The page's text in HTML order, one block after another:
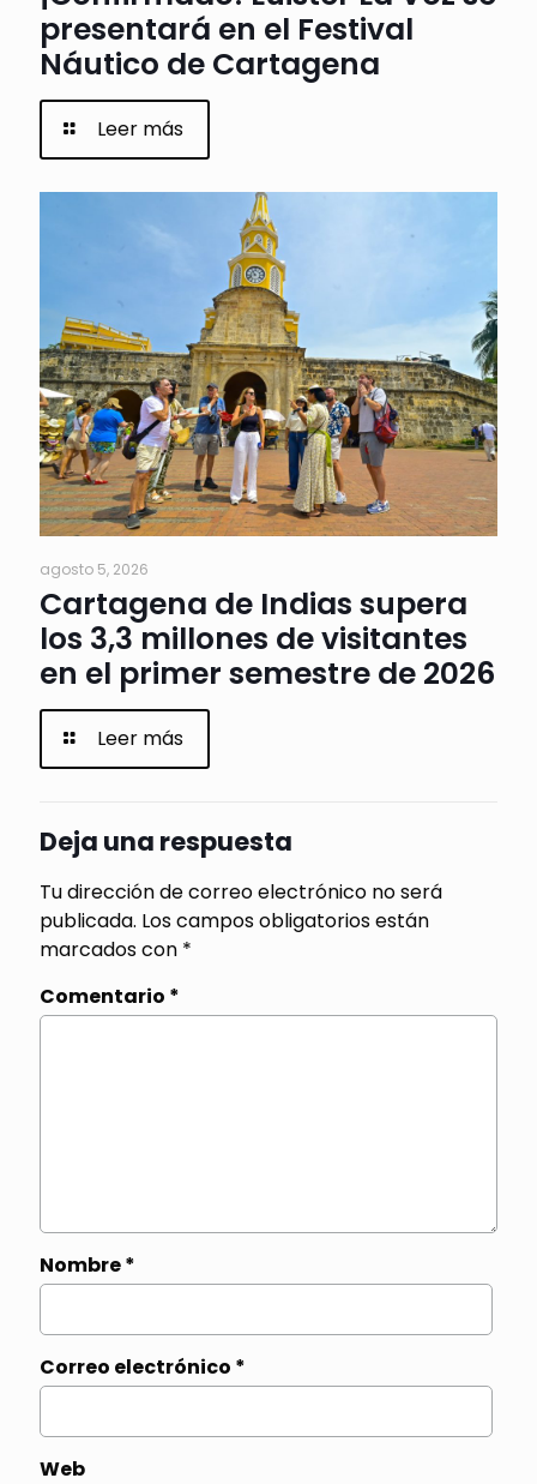
presentará en el Festival
Náutico de Cartagena
Leer más
agosto 5, 2026
Cartagena de Indias supera
los 3,3 millones de visitantes
en el primer semestre de 2026
Leer más
Deja una respuesta
Tu dirección de correo electrónico no será
publicada. Los campos obligatorios están
marcados con *
Comentario *
Nombre*
Correo electrónico *
Web